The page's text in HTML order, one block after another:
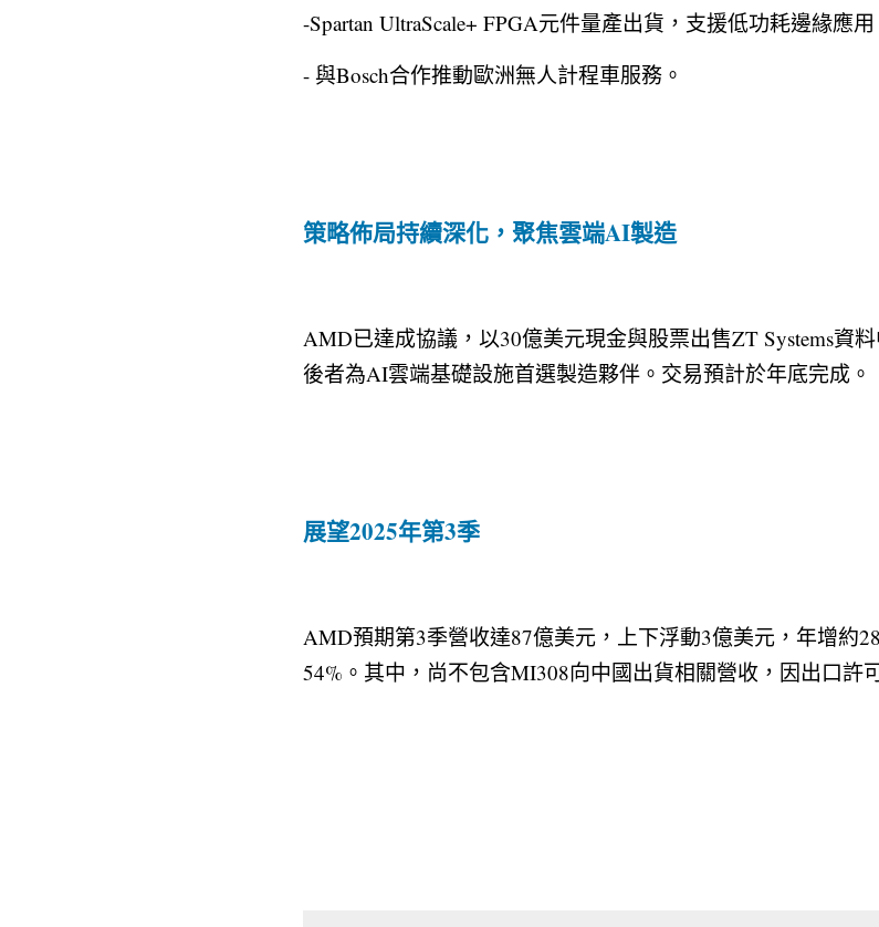
-Spartan UltraScale+ FPGA元件量產出貨，支援低功耗邊緣應用
- 與Bosch合作推動歐洲無人計程車服務。
策略佈局持續深化，聚焦雲端AI製造
AMD已達成協議，以30億美元現金與股票出售ZT Systems資
後者為AI雲端基礎設施首選製造夥伴。交易預計於年底完成。
展望2025年第3季
AMD預期第3季營收達87億美元，上下浮動3億美元，年增約
54%。其中，尚不包含MI308向中國出貨相關營收，因出口許